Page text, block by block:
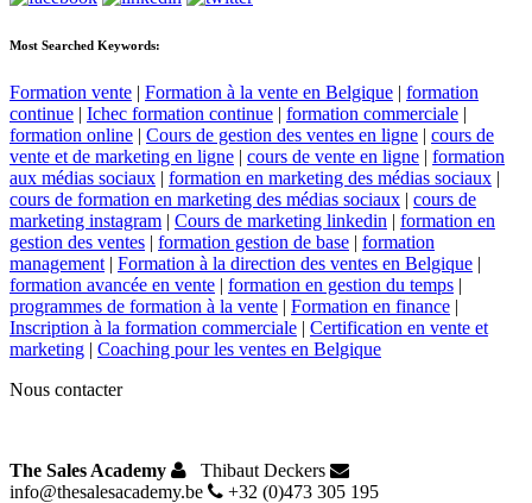
Most Searched Keywords:
Formation vente | Formation à la vente en Belgique | formation
continue | Ichec formation continue | formation commerciale |
formation online | Cours de gestion des ventes en ligne | cours de
vente et de marketing en ligne | cours de vente en ligne | formation
aux médias sociaux | formation en marketing des médias sociaux |
cours de formation en marketing des médias sociaux | cours de
marketing instagram | Cours de marketing linkedin | formation en
gestion des ventes | formation gestion de base | formation
management | Formation à la direction des ventes en Belgique |
formation avancée en vente | formation en gestion du temps |
programmes de formation à la vente | Formation en finance |
Inscription à la formation commerciale | Certification en vente et
marketing | Coaching pour les ventes en Belgique
Nous contacter
The Sales Academy
Thibaut Deckers
info@thesalesacademy.be
+32 (0)473 305 195